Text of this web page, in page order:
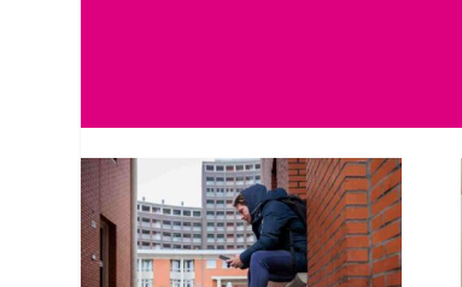
Facebook
Twitter